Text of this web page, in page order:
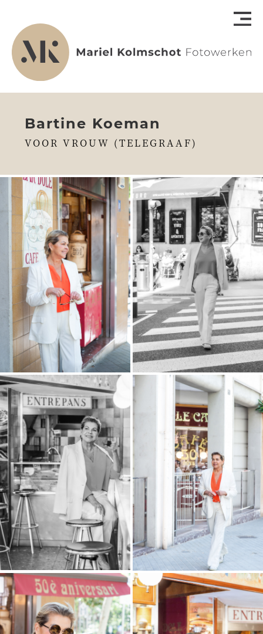
Bartine Koeman
VOOR VROUW (TELEGRAAF)